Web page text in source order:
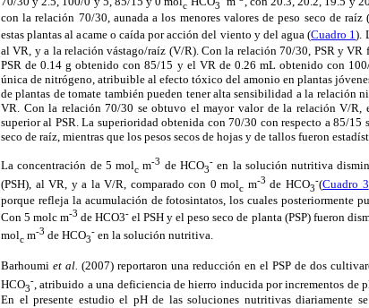
c 3
con la relación 70/30, aunada a los menores valores de peso seco de
estas plantas al acame o caída por acción del viento y del agua (Cuadro 1).
al VR, y a la relación vástago/raíz (V/R). Con la relación 70/30, PSR y
PSR de 0.14 g obtenido con 85/15 y el VR de 0.26 mL obtenido con
única de nitrógeno, atribuible al efecto tóxico del amonio en plantas
de plantas de tomate también pueden tener alta sensibilidad a la relación
VR. Con la relación 70/30 se obtuvo el mayor valor de la relación V/R,
superior al PSR. La superioridad obtenida con 70/30 con respecto a 85/
seco de raíz, mientras que los pesos secos de hojas y de tallos fueron
La concentración de 5 molc m-3 de HCO3
-en la solución nutritiva
(PSH), al VR, y a la V/R, comparado con 0 molc m-3 de HCO3
-(Cuadro 3
porque refleja la acumulación de fotosintatos, los cuales posteriormente
Con 5 molc m-3 de HCO3- el PSH y el peso seco de planta (PSP) fueron
molc m-3 de HCO3
- en la solución nutritiva.
Barhoumi et al. (2007) reportaron una reducción en el PSP de dos
HCO3
- , atribuido a una deficiencia de hierro inducida por incrementos de
En el presente estudio el pH de las soluciones nutritivas diariamente